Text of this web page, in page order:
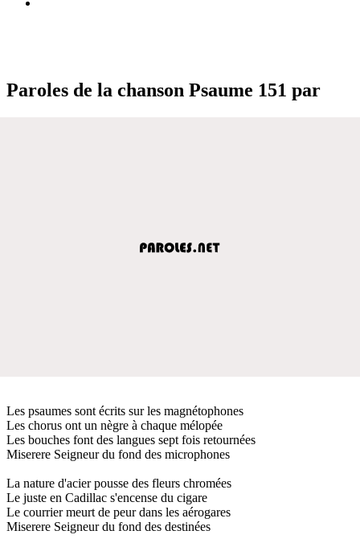
Paroles de la chanson Psaume 151 par
Les psaumes sont écrits sur les magnétophones
Les chorus ont un nègre à chaque mélopée
Les bouches font des langues sept fois retournées
Miserere Seigneur du fond des microphones
La nature d'acier pousse des fleurs chromées
Le juste en Cadillac s'encense du cigare
Le courrier meurt de peur dans les aérogares
Miserere Seigneur du fond des destinées